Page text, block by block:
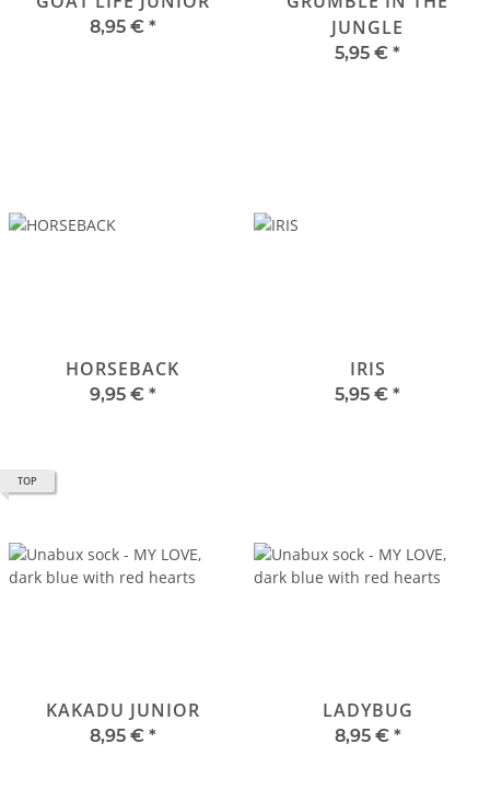
8,95 € *
JUNGLE
5,95 € *
HORSEBACK
9,95 € *
IRIS
5,95 € *
TOP
KAKADU JUNIOR
8,95 € *
LADYBUG
8,95 € *